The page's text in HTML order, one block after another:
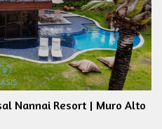
Nannai Resort | Muro Alto